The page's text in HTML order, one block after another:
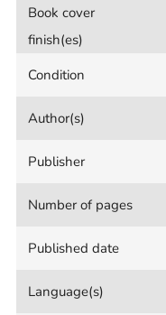
Book cover
finish(es)
Condition
Author(s)
Publisher
Number of pages
Published date
Language(s)